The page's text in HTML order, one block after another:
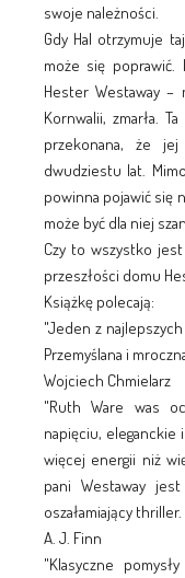
swoje należności.
Gdy Hal otrzymuje
może się
Hester Westaway –
Kornwalii, zmarła.
przekonana, że
dwudziestu lat.
powinna pojawić się
może być dla niej
Czy to wszystko
przeszłości domu
Książkę polecają:
"Jeden z
Przemyślana i
Wojciech Chmielarz
"Ruth Ware was
napięciu,
więcej energii niż
pani Westaway
oszałamiający
A. J. Finn
"Klasyczne